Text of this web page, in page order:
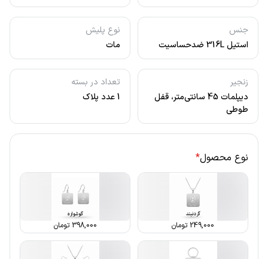
جنس
استیل 316L ضدحساسیت
نوع پلیش
مات
زنجیر
دیپلمات 45 سانتی‌متر، قفل
طوطی
تعداد در بسته
1 عدد پلاک
نوع محصول*
249,000 تومان 398,000 تومان